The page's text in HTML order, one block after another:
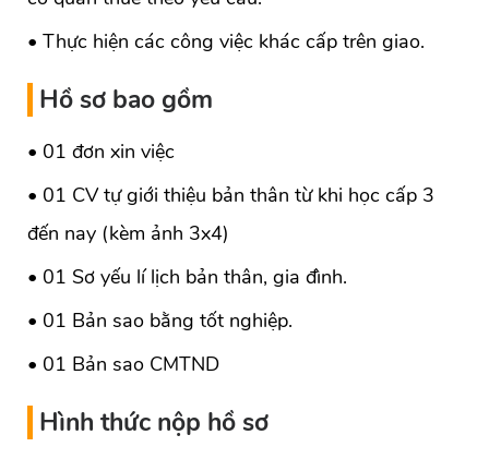
• Thực hiện các công việc khác cấp trên giao.
Hồ sơ bao gồm
• 01 đơn xin việc
• 01 CV tự giới thiệu bản thân từ khi học cấp 3
đến nay (kèm ảnh 3x4)
• 01 Sơ yếu lí lịch bản thân, gia đình.
• 01 Bản sao bằng tốt nghiệp.
• 01 Bản sao CMTND
Hình thức nộp hồ sơ